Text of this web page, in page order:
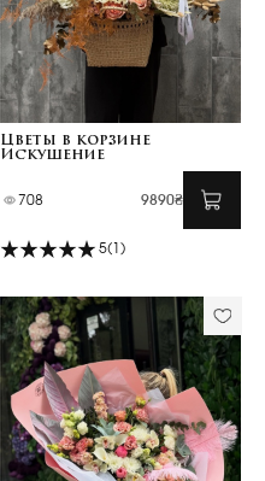
Цветы в корзине
Искушение
708 9890₴
5(1)